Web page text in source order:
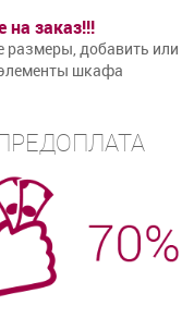
заказ!!!
добавить или
шкафа